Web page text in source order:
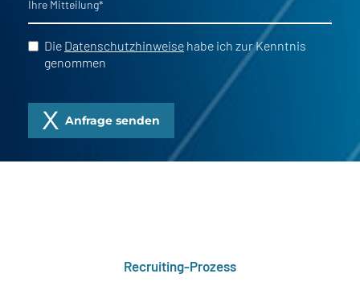
Die Datenschutzhinweise habe ich zur Kenntnis
genommen
Anfrage senden
Recruiting-Prozess